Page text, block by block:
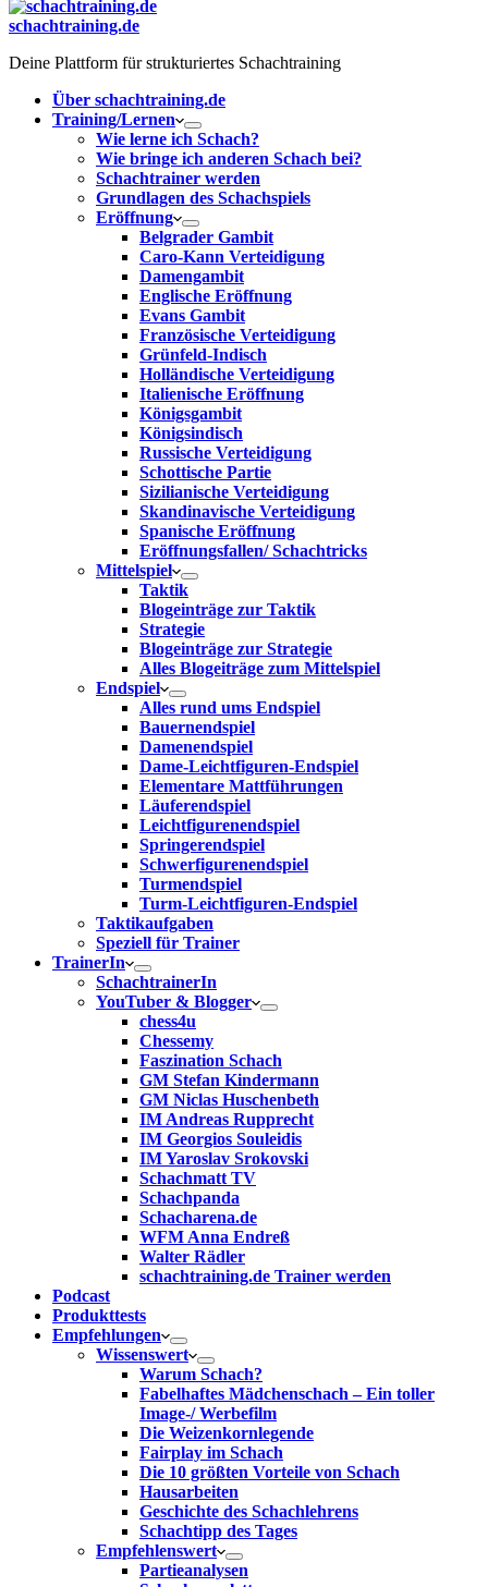
schachtraining.de
Deine Plattform für strukturiertes Schachtraining
Über schachtraining.de
Training/Lernen
Wie lerne ich Schach?
Wie bringe ich anderen Schach bei?
Schachtrainer werden
Grundlagen des Schachspiels
Eröffnung
Belgrader Gambit
Caro-Kann Verteidigung
Damengambit
Englische Eröffnung
Evans Gambit
Französische Verteidigung
Grünfeld-Indisch
Holländische Verteidigung
Italienische Eröffnung
Königsgambit
Königsindisch
Russische Verteidigung
Schottische Partie
Sizilianische Verteidigung
Skandinavische Verteidigung
Spanische Eröffnung
Eröffnungsfallen/ Schachtricks
Mittelspiel
Taktik
Blogeinträge zur Taktik
Strategie
Blogeinträge zur Strategie
Alles Blogeiträge zum Mittelspiel
Endspiel
Alles rund ums Endspiel
Bauernendspiel
Damenendspiel
Dame-Leichtfiguren-Endspiel
Elementare Mattführungen
Läuferendspiel
Leichtfigurenendspiel
Springerendspiel
Schwerfigurenendspiel
Turmendspiel
Turm-Leichtfiguren-Endspiel
Taktikaufgaben
Speziell für Trainer
TrainerIn
SchachtrainerIn
YouTuber & Blogger
chess4u
Chessemy
Faszination Schach
GM Stefan Kindermann
GM Niclas Huschenbeth
IM Andreas Rupprecht
IM Georgios Souleidis
IM Yaroslav Srokovski
Schachmatt TV
Schachpanda
Schacharena.de
WFM Anna Endreß
Walter Rädler
schachtraining.de Trainer werden
Podcast
Produkttests
Empfehlungen
Wissenswert
Warum Schach?
Fabelhaftes Mädchenschach – Ein toller
Image-/ Werbefilm
Die Weizenkornlegende
Fairplay im Schach
Die 10 größten Vorteile von Schach‎
Hausarbeiten
Geschichte des Schachlehrens
Schachtipp des Tages
Empfehlenswert
Partieanalysen